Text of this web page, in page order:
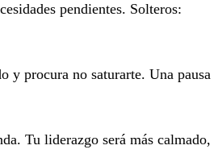
pendientes. Solteros:
y procura no saturarte. Una pausa
Tu liderazgo será más calmado,